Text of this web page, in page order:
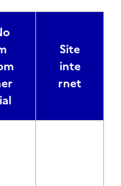
Site
inte
rnet